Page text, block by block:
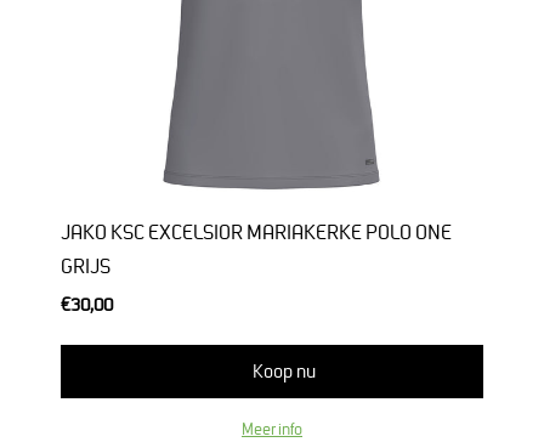
JAKO KSC EXCELSIOR MARIAKERKE POLO ONE
GRIJS
€30,00
Koop nu
Meer info